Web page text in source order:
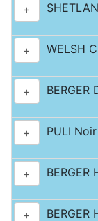
+
+ WELSH
+ BERGER
+ PULI
+
+